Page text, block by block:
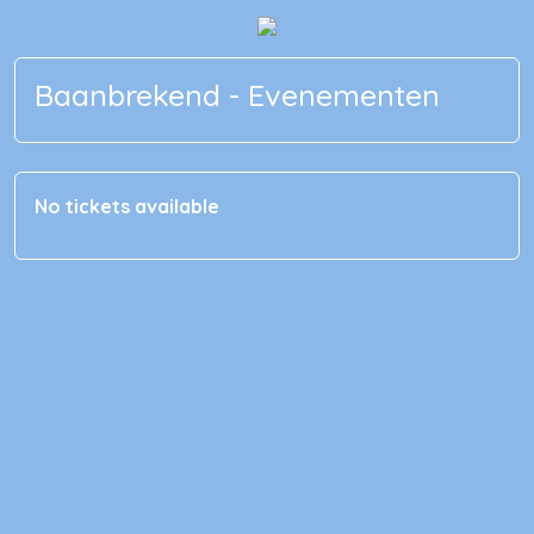
Baanbrekend - Evenementen
No tickets available